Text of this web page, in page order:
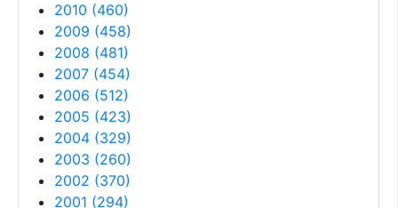
2010 (460)
2009 (458)
2008 (481)
2007 (454)
2006 (512)
2005 (423)
2004 (329)
2003 (260)
2002 (370)
2001 (294)